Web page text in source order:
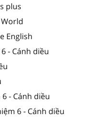
plus
English
- Cánh diều
- Cánh diều
6 - Cánh diều